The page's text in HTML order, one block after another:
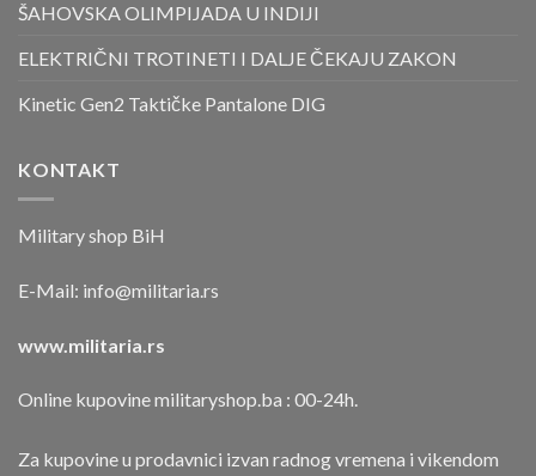
ŠAHOVSKA OLIMPIJADA U INDIJI
ELEKTRIČNI TROTINETI I DALJE ČEKAJU ZAKON
Kinetic Gen2 Taktičke Pantalone DIG
KONTAKT
Military shop BiH
E-Mail: info@militaria.rs
www.militaria.rs
Online kupovine militaryshop.ba : 00-24h.
Za kupovine u prodavnici izvan radnog vremena i vikendom